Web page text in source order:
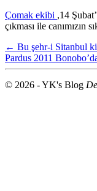
Çomak ekibi ,14
çıkması ile
← Bu şehr-i Sitanbul ki
Pardus 2011
© 2026 - YK's Blog